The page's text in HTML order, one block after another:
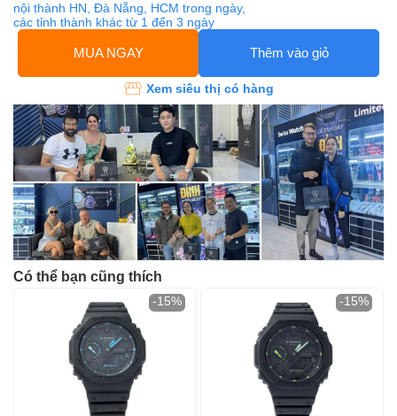
nội thành HN, Đà Nẵng, HCM trong ngày,
các tỉnh thành khác từ 1 đến 3 ngày
MUA NGAY Thêm vào giỏ
Xem siêu thị có hàng
Có thể bạn cũng thích
-15% -15%